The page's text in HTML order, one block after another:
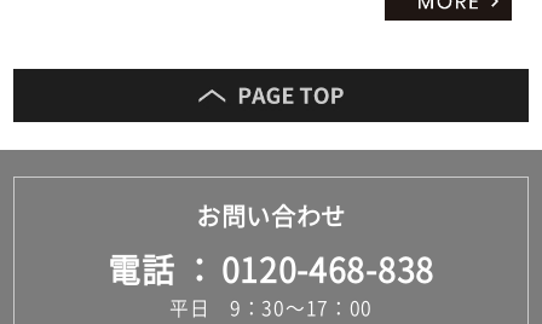
お問い合わせ
電話 0120-468-838
平日 9：30～17：00